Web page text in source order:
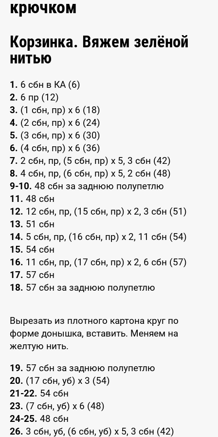
крючком
Корзинка. Вяжем зелёной
нитью
1. 6 сбн в КА (6)
2. 6 пр (12)
3. (1 сбн‚ пр) x 6 (18)
4. (2 сбн, пр) x 6 (24)
5. (3 сбн, пр) x 6 (30)
6. (4 сбн, пр) x 6 (36)
7. 2 сбн, пр, (5 сбн, пр) x 5, 3 сбн (42)
8. 4 сбн, пр, (6 сбн, пр) x 5, 2 сбн (48)
9-10. 48 сбн за заднюю полупетлю
11. 48 сбн
12. 12 сбн, пр, (15 сбн, пр) x 2, 3 сбн (51)
13. 51 сбн
14. 5 сбн, пр, (16 сбн, пр) x 2, 11 сбн (54)
15. 54 сбн
16. 11 сбн, пр, (17 сбн, пр) x 2, 6 сбн (57)
17. 57 сбн
18. 57 сбн за заднюю полупетлю
Вырезать из плотного картона круг по
форме донышка, вставить. Меняем на
желтую нить.
19. 57 сбн за заднюю полупетлю
20. (17 сбн, уб) x 3 (54)
21-22. 54 сбн
23. (7 сбн, уб) x 6 (48)
24-25. 48 сбн
26. 3 сбн, уб, (6 сбн, уб) x 5, 3 сбн (42)